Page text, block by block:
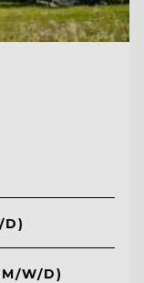
D)
W/D)